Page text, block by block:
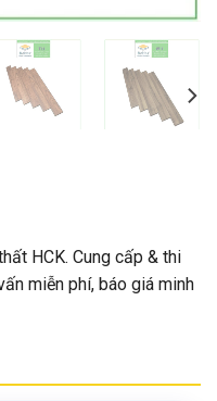
HCK. Cung cấp & thi
miễn phí, báo giá minh